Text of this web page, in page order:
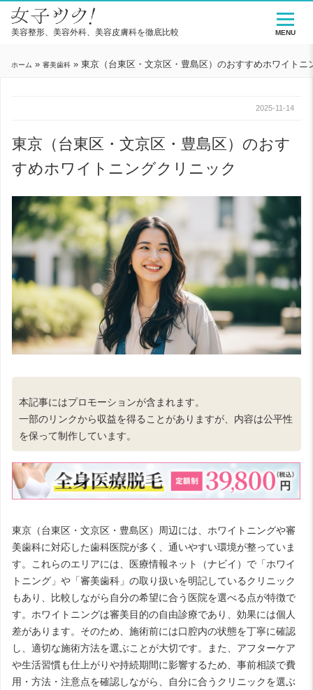
美容整形、美容外科、美容皮膚科を徹底比較
ホーム » 審美歯科 » 東京（台東区・文京区・豊島区）のおすすめホワイトニ
2025-11-14
東京（台東区・文京区・豊島区）のおす
すめホワイトニングクリニック
本記事にはプロモーションが含まれます。
一部のリンクから収益を得ることがありますが、内容は公平性
を保って制作しています。
東京（台東区・文京区・豊島区）周辺には、ホワイトニングや審
美歯科に対応した歯科医院が多く、通いやすい環境が整っていま
す。これらのエリアには、医療情報ネット（ナビイ）で「ホワイ
トニング」や「審美歯科」の取り扱いを明記しているクリニック
もあり、比較しながら自分の希望に合う医院を選べる点が特徴で
す。ホワイトニングは審美目的の自由診療であり、効果には個人
差があります。そのため、施術前には口腔内の状態を丁寧に確認
し、適切な施術方法を選ぶことが大切です。また、アフターケア
や生活習慣も仕上がりや持続期間に影響するため、事前相談で費
用・方法・注意点を確認しながら、自分に合うクリニックを選ぶ
MENU